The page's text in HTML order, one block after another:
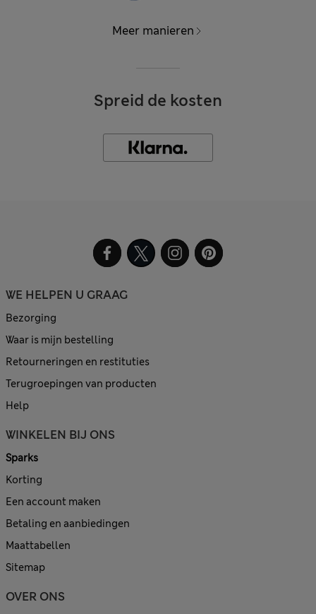
Meer manieren
Spreid de kosten
WE HELPEN U GRAAG
Bezorging
Waar is mijn bestelling
Retourneringen en restituties
Terugroepingen van producten
Help
WINKELEN BIJ ONS
Sparks
Korting
Een account maken
Betaling en aanbiedingen
Maattabellen
Sitemap
OVER ONS